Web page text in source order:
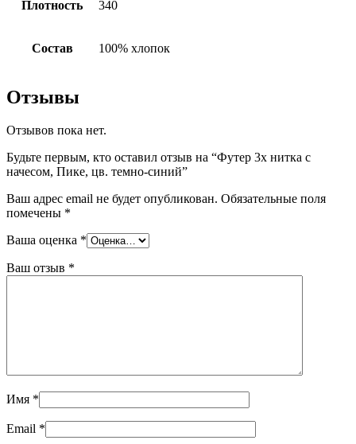
Плотность 340
Состав 100% хлопок
Отзывы
Отзывов пока нет.
Будьте первым, кто оставил отзыв на “Футер 3х нитка с
начесом, Пике, цв. темно-синий”
Ваш адрес email не будет опубликован. Обязательные поля
помечены *
Ваша оценка *
Ваш отзыв *
Имя *
Email *